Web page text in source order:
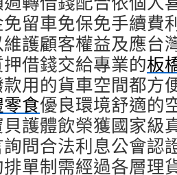
留車免保免手續費
護顧客權益及應台
借錢交給專業的板
用的貨車空間都方
食優良環境舒適的
貝護體飲榮獲國家級
問合法利息公會認
單制需經過各層理